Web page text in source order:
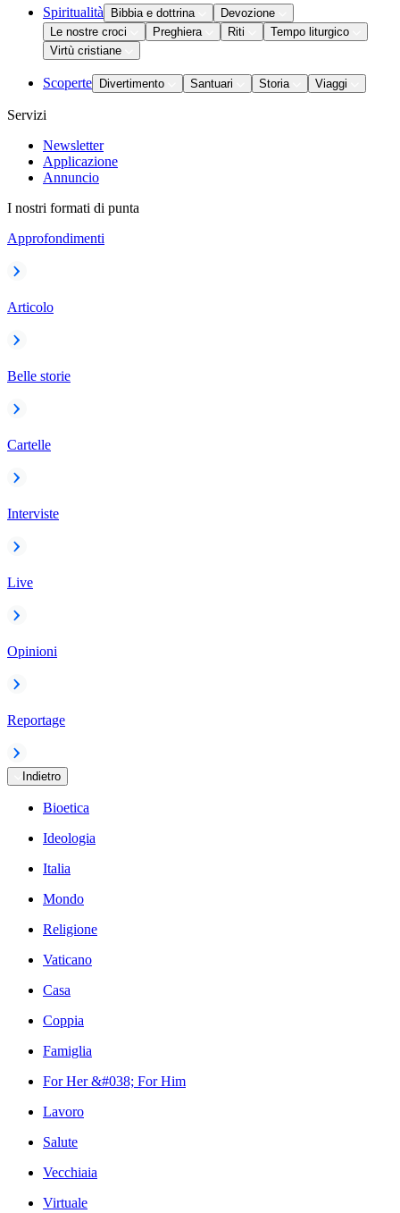
Spiritualità Bibbia e dottrina
Devozione
Le nostre croci
Preghiera Riti
Tempo liturgico
Virtù cristiane
Scoperte Divertimento Santuari Storia Viaggi
Servizi
Newsletter
Applicazione
Annuncio
I nostri formati di punta
Approfondimenti
Articolo
Belle storie
Cartelle
Interviste
Live
Opinioni
Reportage
Indietro
Bioetica
Ideologia
Italia
Mondo
Religione
Vaticano
Casa
Coppia
Famiglia
For Her &#038; For Him
Lavoro
Salute
Vecchiaia
Virtuale